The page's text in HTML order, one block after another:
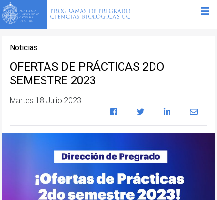
Noticias
OFERTAS DE PRÁCTICAS 2DO
SEMESTRE 2023
Martes 18 Julio 2023